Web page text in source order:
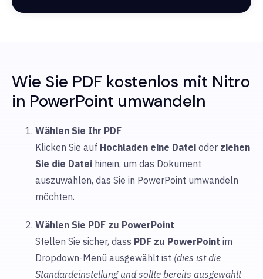
Wie Sie PDF kostenlos mit Nitro
in PowerPoint umwandeln
Wählen Sie Ihr PDF
Klicken Sie auf Hochladen eine Datei oder ziehen
Sie die Datei hinein, um das Dokument
auszuwählen, das Sie in PowerPoint umwandeln
möchten.
Wählen Sie PDF zu PowerPoint
Stellen Sie sicher, dass PDF zu PowerPoint im
Dropdown-Menü ausgewählt ist (dies ist die
Standardeinstellung und sollte bereits ausgewählt